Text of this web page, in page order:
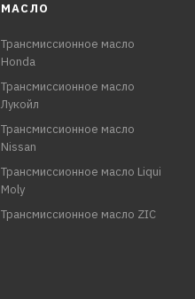
МАСЛО
Трансмиссионное масло
Honda
Трансмиссионное масло
Лукойл
Трансмиссионное масло
Nissan
Трансмиссионное масло Liqui
Moly
Трансмиссионное масло ZIC